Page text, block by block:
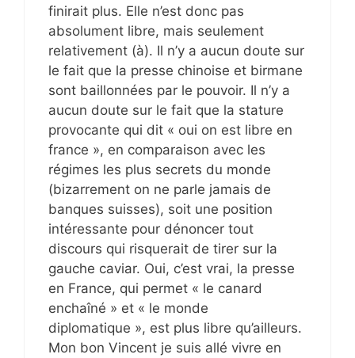
finirait plus. Elle n’est donc pas
absolument libre, mais seulement
relativement (à). Il n’y a aucun doute sur
le fait que la presse chinoise et birmane
sont baillonnées par le pouvoir. Il n’y a
aucun doute sur le fait que la stature
provocante qui dit « oui on est libre en
france », en comparaison avec les
régimes les plus secrets du monde
(bizarrement on ne parle jamais de
banques suisses), soit une position
intéressante pour dénoncer tout
discours qui risquerait de tirer sur la
gauche caviar. Oui, c’est vrai, la presse
en France, qui permet « le canard
enchaîné » et « le monde
diplomatique », est plus libre qu’ailleurs.
Mon bon Vincent je suis allé vivre en